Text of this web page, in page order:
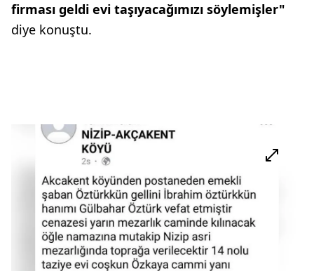
firması geldi evi taşıyacağımızı söylemişler"
diye konuştu.